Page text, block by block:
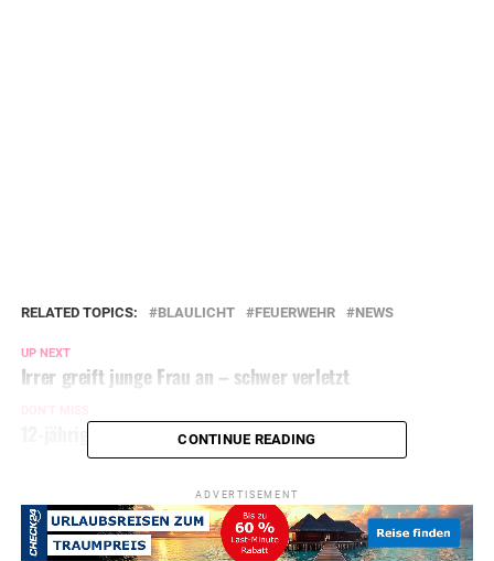
RELATED TOPICS: BLAULICHT FEUERWEHR NEWS
UP NEXT
Irrer greift junge Frau an – schwer verletzt
12-jähriger Junge bei Unfall schwer verletzt
CONTINUE READING
ADVERTISEMENT